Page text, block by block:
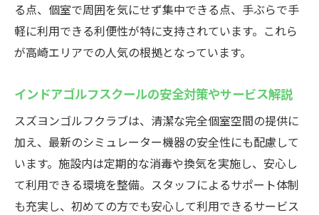
る点、個室で周囲を気にせず集中できる点、手ぶらで手
軽に利用できる利便性が特に支持されています。これら
が高崎エリアでの人気の根拠となっています。
インドアゴルフスクールの安全対策やサービス解説
スズヨンゴルフクラブは、清潔な完全個室空間の提供に
加え、最新のシミュレーター機器の安全性にも配慮して
います。施設内は定期的な消毒や換気を実施し、安心し
て利用できる環境を整備。スタッフによるサポート体制
も充実し、初めての方でも安心して利用できるサービス